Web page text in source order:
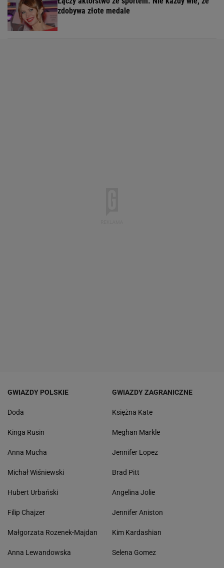
zdobywa złote medale
GWIAZDY POLSKIE
Doda
Kinga Rusin
Anna Mucha
Michał Wiśniewski
Hubert Urbański
Filip Chajzer
Małgorzata Rozenek-Majdan
Anna Lewandowska
GWIAZDY ZAGRANICZNE
Księżna Kate
Meghan Markle
Jennifer Lopez
Brad Pitt
Angelina Jolie
Jennifer Aniston
Kim Kardashian
Selena Gomez